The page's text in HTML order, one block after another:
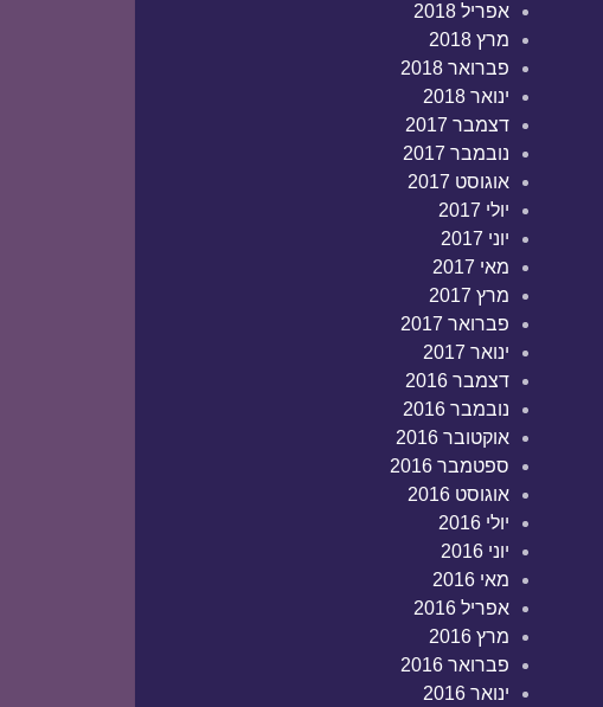
אפריל 2018
מרץ 2018
פברואר 2018
ינואר 2018
דצמבר 2017
נובמבר 2017
אוגוסט 2017
יולי 2017
יוני 2017
מאי 2017
מרץ 2017
פברואר 2017
ינואר 2017
דצמבר 2016
נובמבר 2016
אוקטובר 2016
ספטמבר 2016
אוגוסט 2016
יולי 2016
יוני 2016
מאי 2016
אפריל 2016
מרץ 2016
פברואר 2016
ינואר 2016